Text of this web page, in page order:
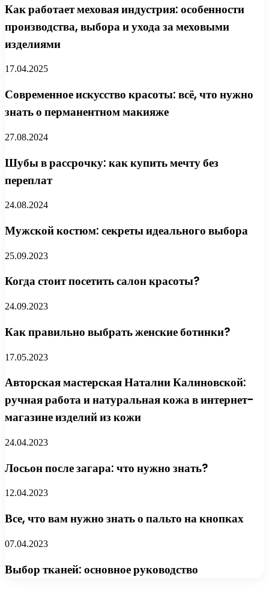
Как работает меховая индустрия: особенности
производства, выбора и ухода за меховыми
изделиями
17.04.2025
Современное искусство красоты: всё, что нужно
знать о перманентном макияже
27.08.2024
Шубы в рассрочку: как купить мечту без
переплат
24.08.2024
Мужской костюм: секреты идеального выбора
25.09.2023
Когда стоит посетить салон красоты?
24.09.2023
Как правильно выбрать женские ботинки?
17.05.2023
Авторская мастерская Наталии Калиновской:
ручная работа и натуральная кожа в интернет-
магазине изделий из кожи
24.04.2023
Лосьон после загара: что нужно знать?
12.04.2023
Все, что вам нужно знать о пальто на кнопках
07.04.2023
Выбор тканей: основное руководство